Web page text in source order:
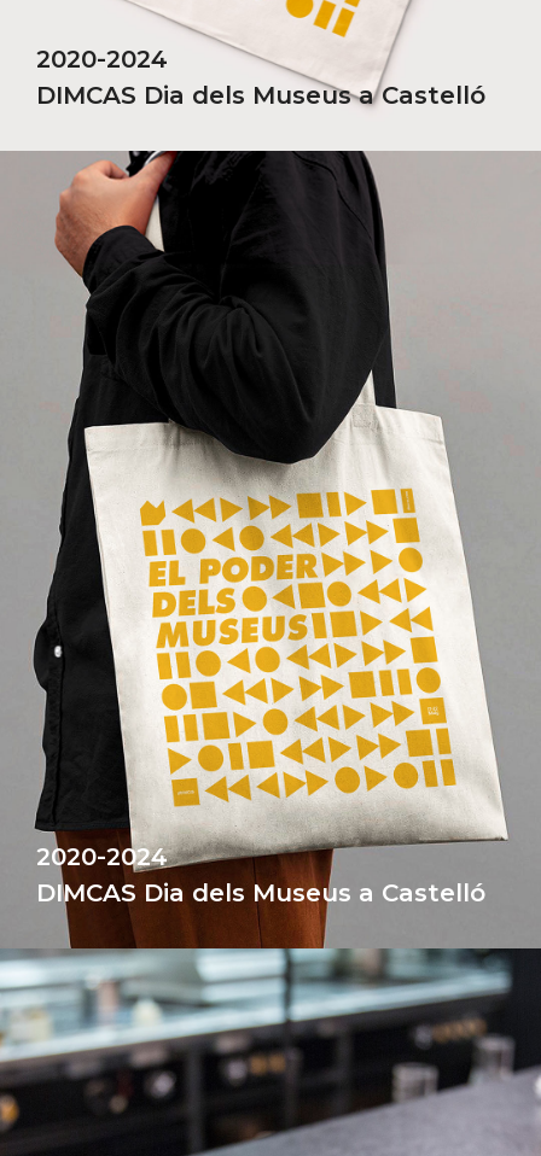
2020-2024
DIMCAS Dia dels Museus a Castelló
2020-2024
DIMCAS Dia dels Museus a Castelló